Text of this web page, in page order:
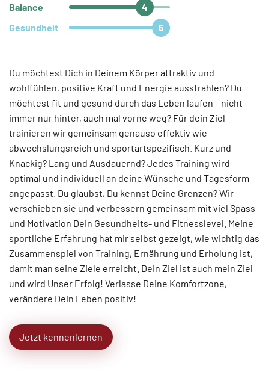
Balance
Gesundheit
Du möchtest Dich in Deinem Körper attraktiv und
wohlfühlen, positive Kraft und Energie ausstrahlen? Du
möchtest fit und gesund durch das Leben laufen – nicht
immer nur hinter, auch mal vorne weg? Für dein Ziel
trainieren wir gemeinsam genauso effektiv wie
abwechslungsreich und sportartspezifisch. Kurz und
Knackig? Lang und Ausdauernd? Jedes Training wird
optimal und individuell an deine Wünsche und Tagesform
angepasst. Du glaubst, Du kennst Deine Grenzen? Wir
verschieben sie und verbessern gemeinsam mit viel Spass
und Motivation Dein Gesundheits- und Fitnesslevel. Meine
sportliche Erfahrung hat mir selbst gezeigt, wie wichtig das
Zusammenspiel von Training, Ernährung und Erholung ist,
damit man seine Ziele erreicht. Dein Ziel ist auch mein Ziel
und wird Unser Erfolg! Verlasse Deine Komfortzone,
verändere Dein Leben positiv!
Jetzt kennenlernen